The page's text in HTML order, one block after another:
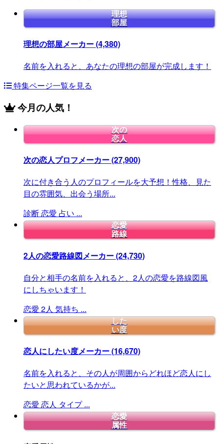
理想
部屋
理想の部屋メーカー(4,380)
名前を入れると、あなたの理想の部屋が完成します！
特集ページ一覧を見る
今月の人気！
次の
恋人
次の恋人プロフメーカー(27,900)
次に付き合う人のプロフィールを大予想！性格、見た
目の雰囲気、出会う場所...
診断恋愛 占い ...
恋愛
路線
2人の恋愛路線図メーカー(24,730)
自分と相手の名前を入れると、2人の恋愛を路線図風
にしちゃいます！
恋愛 2人 気持ち ...
した
い度
恋人にしたい度メーカー(16,670)
名前を入れると、その人が周囲からどれほど恋人にし
たいと思われているかが...
恋愛 恋人 タイプ ...
恋愛
属性